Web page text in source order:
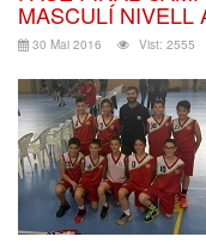
MASCULÍ NIVELL
30 Mai 2016 Vist: 2555